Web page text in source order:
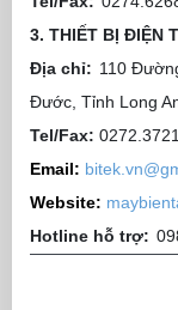
3. THIẾT BỊ ĐIỆN
Địa chỉ: 110
Đước, Tỉnh Long
Tel/Fax:
Email:
Website:
Hotline hỗ trợ: